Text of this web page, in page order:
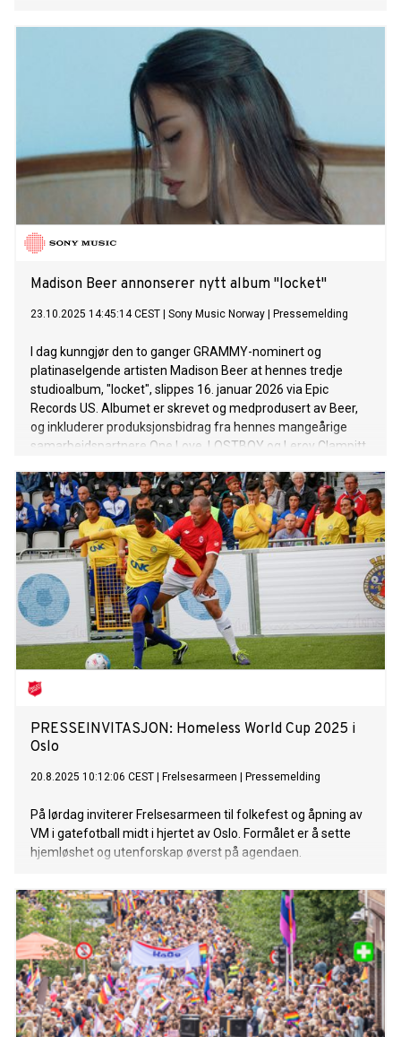
Madison Beer annonserer nytt album "locket"
23.10.2025 14:45:14 CEST Sony Music Norway Pressemelding
I dag kunngjør den to ganger GRAMMY-nominert og
platinaselgende artisten Madison Beer at hennes tredje
studioalbum, "locket", slippes 16. januar 2026 via Epic
Records US. Albumet er skrevet og medprodusert av Beer,
og inkluderer produksjonsbidrag fra hennes mangeårige
samarbeidspartnere One Love, LOSTBOY og Leroy Clampitt.
langt i 2025, er en del av det kommende albumet.
PRESSEINVITASJON: Homeless World Cup 2025 i
Oslo
20.8.2025 10:12:06 CEST Frelsesarmeen Pressemelding
På lørdag inviterer Frelsesarmeen til folkefest og åpning av
VM i gatefotball midt i hjertet av Oslo. Formålet er å sette
hjemløshet og utenforskap øverst på agendaen.